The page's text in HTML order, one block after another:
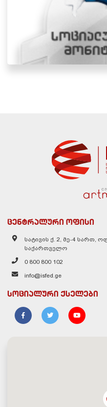
ცენტრალური ოფისი
სატივის ქ. 2, მე-4 სართ,
საქართველო
0 800 800 102
info@isfed.ge
სოციალური ქსელები